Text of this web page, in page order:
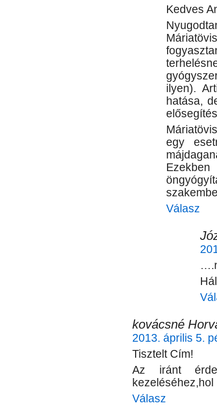
Kedves
ilyen).
hatása,
egy
Válasz
kovácsné
2013. április 5.
Tisztelt Cím!
Az iránt
Válasz